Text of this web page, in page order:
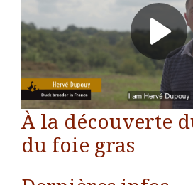
À la découverte
du foie gras